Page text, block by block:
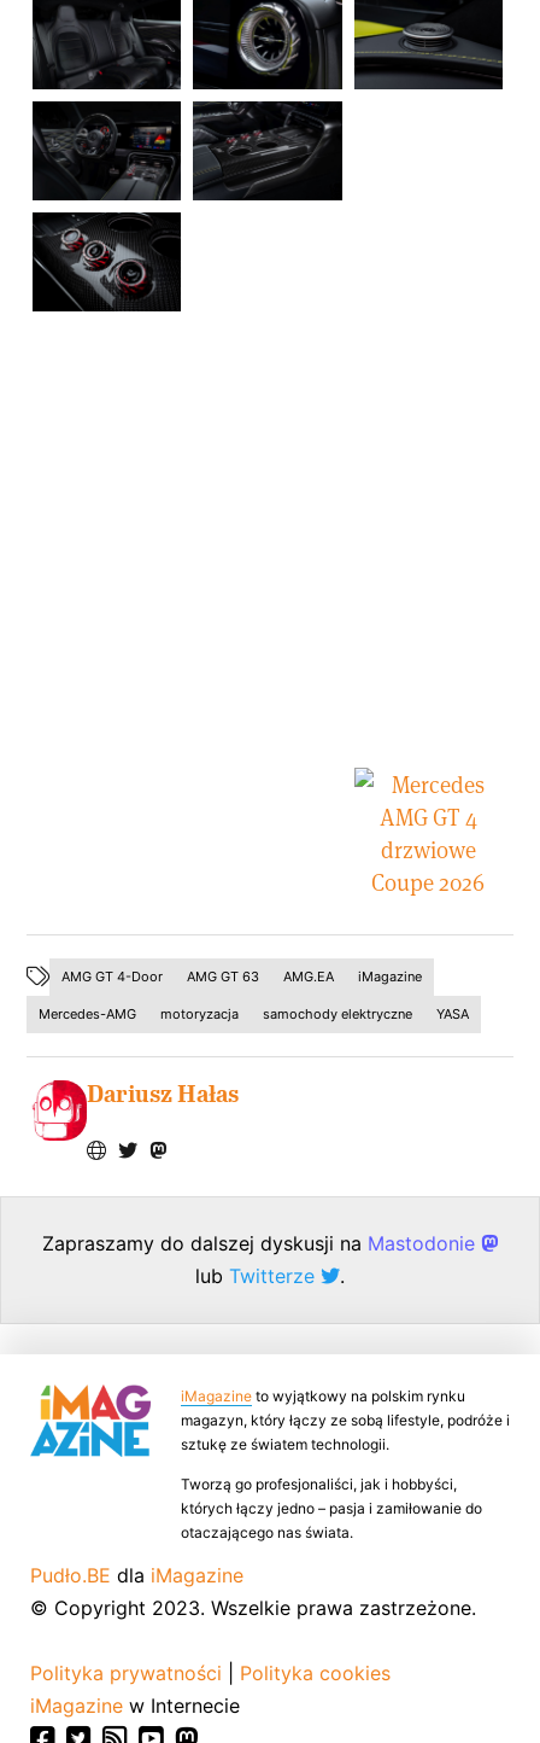
AMG GT 4-Door AMG GT 63 AMG.EA iMagazine
Mercedes-AMG motoryzacja samochody elektryczne YASA
Dariusz Hałas
Zapraszamy do dalszej dyskusji na Mastodonie
lub Twitterze .
iMagazine to wyjątkowy na polskim rynku
magazyn, który łączy ze sobą lifestyle, podróże i
sztukę ze światem technologii.
Tworzą go profesjonaliści, jak i hobbyści,
których łączy jedno – pasja i zamiłowanie do
otaczającego nas świata.
Pudło.BE dla iMagazine
© Copyright 2023. Wszelkie prawa zastrzeżone.
Polityka prywatności
Polityka cookies
iMagazine w Internecie